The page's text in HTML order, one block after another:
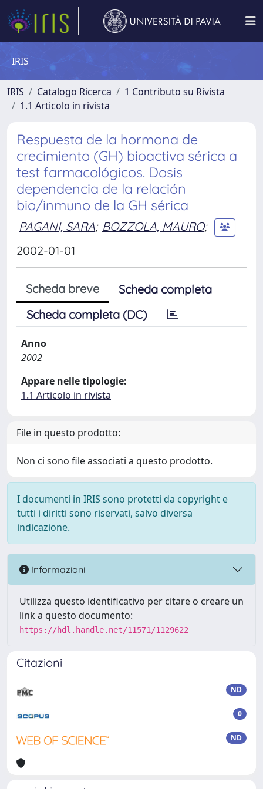
IRIS
IRIS Catalogo Ricerca
1 Contributo su Rivista
1.1 Articolo in rivista
Respuesta de la hormona de
crecimiento (GH) bioactiva sérica a
test farmacológicos. Dosis
dependencia de la relación
bio/inmuno de la GH sérica
PAGANI, SARA; BOZZOLA, MAURO;
2002-01-01
Scheda breve
Scheda completa
Scheda completa (DC)
Anno
2002
Appare nelle tipologie:
1.1 Articolo in rivista
File in questo prodotto:
Non ci sono file associati a questo prodotto.
I documenti in IRIS sono protetti da copyright e
tutti i diritti sono riservati, salvo diversa
indicazione.
Informazioni
Utilizza questo identificativo per citare o creare un
link a questo documento:
https://hdl.handle.net/11571/1129622
Citazioni
ND
0
ND